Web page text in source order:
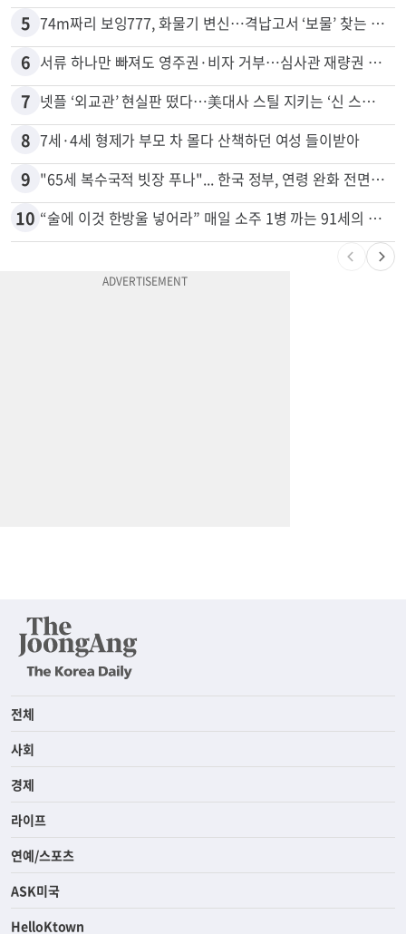
5 74m짜리 보잉777, 화물기 변신…격납고서 ‘보물’ 찾는 인천공항
6 서류 하나만 빠져도 영주권·비자 거부…심사관 재량권 대폭 확대
7 넷플 ‘외교관’ 현실판 떴다…美대사 스틸 지키는 ‘신 스틸러’
8 7세·4세 형제가 부모 차 몰다 산책하던 여성 들이받아
9 "65세 복수국적 빗장 푸나"... 한국 정부, 연령 완화 전면 추진
10 “술에 이것 한방울 넣어라” 매일 소주 1병 까는 91세의 철칙
전체
사회
경제
라이프
연예/스포츠
ASK미국
HelloKtown